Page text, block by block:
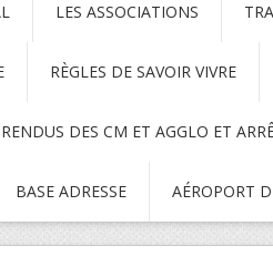
LES ASSOCIATIONS
RÈGLES DE SAVOIR VIVRE
DES CM ET AGGLO ET
BASE ADRESSE AÉROPORT